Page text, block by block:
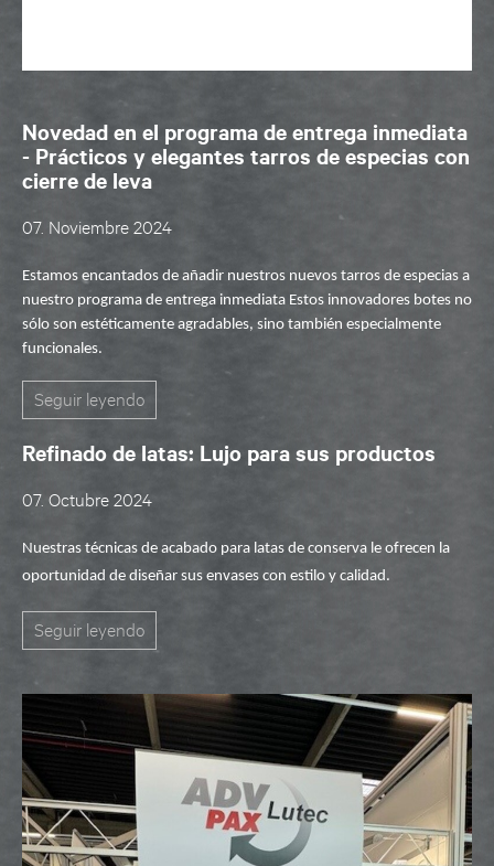
Novedad en el programa de entrega inmediata
- Prácticos y elegantes tarros de especias con
cierre de leva
07. Noviembre 2024
Estamos encantados de añadir nuestros nuevos tarros de especias a
nuestro programa de entrega inmediata Estos innovadores botes no
sólo son estéticamente agradables, sino también especialmente
funcionales.
Seguir leyendo
Refinado de latas: Lujo para sus productos
07. Octubre 2024
Nuestras técnicas de acabado para latas de conserva le ofrecen la
oportunidad de diseñar sus envases con estilo y calidad.
Seguir leyendo